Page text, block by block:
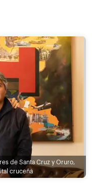
de Santa Cruz y Oruro,
cruceña